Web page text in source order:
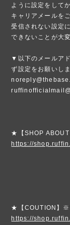
ように設定をして
キャリアメールを
受信されない設定
できないことが大
▼以下のメールア
ず設定をお願いしま
★【SHOP
https://
★【COUTION】
https://